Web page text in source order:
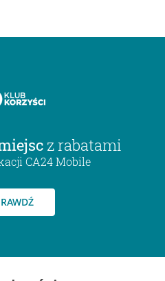
z rabatami
CA24 Mobile